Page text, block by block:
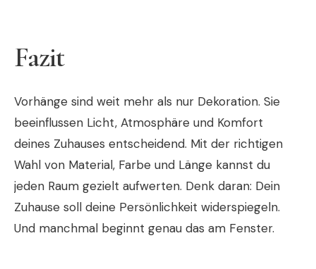
Fazit
Vorhänge sind weit mehr als nur Dekoration. Sie
beeinflussen Licht, Atmosphäre und Komfort
deines Zuhauses entscheidend. Mit der richtigen
Wahl von Material, Farbe und Länge kannst du
jeden Raum gezielt aufwerten. Denk daran: Dein
Zuhause soll deine Persönlichkeit widerspiegeln.
Und manchmal beginnt genau das am Fenster.